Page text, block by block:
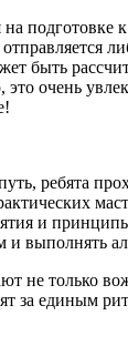
подготовке
быть
очень
ребята
и
и выполнять
не только
за единым